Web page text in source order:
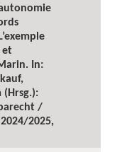
et
In:
/
2025,